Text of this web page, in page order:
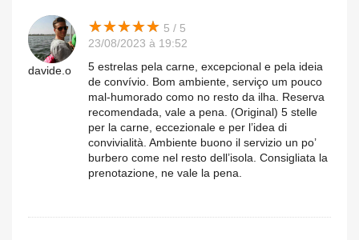
davide.o
★★★★★
★★★★★ 5 / 5
23/08/2023 à 19:52
5 estrelas pela carne, excepcional e pela ideia
de convívio. Bom ambiente, serviço um pouco
mal-humorado como no resto da ilha. Reserva
recomendada, vale a pena. (Original) 5 stelle
per la carne, eccezionale e per l’idea di
convivialità. Ambiente buono il servizio un po’
burbero come nel resto dell’isola. Consigliata la
prenotazione, ne vale la pena.